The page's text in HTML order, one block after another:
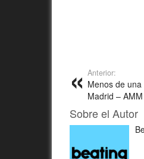
Anterior:
Menos de
Madrid – AMM
Sobre el Autor